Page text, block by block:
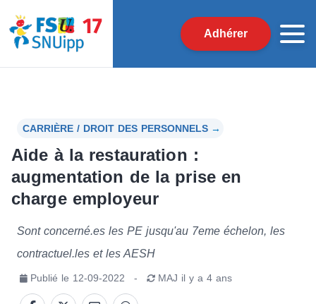
Adhérer
CARRIÈRE / DROIT DES PERSONNELS →
Aide à la restauration :
augmentation de la prise en
charge employeur
Sont concerné.es les PE jusqu'au 7eme échelon, les
contractuel.les et les AESH
Publié le 12-09-2022 - MAJ il y a 4 ans